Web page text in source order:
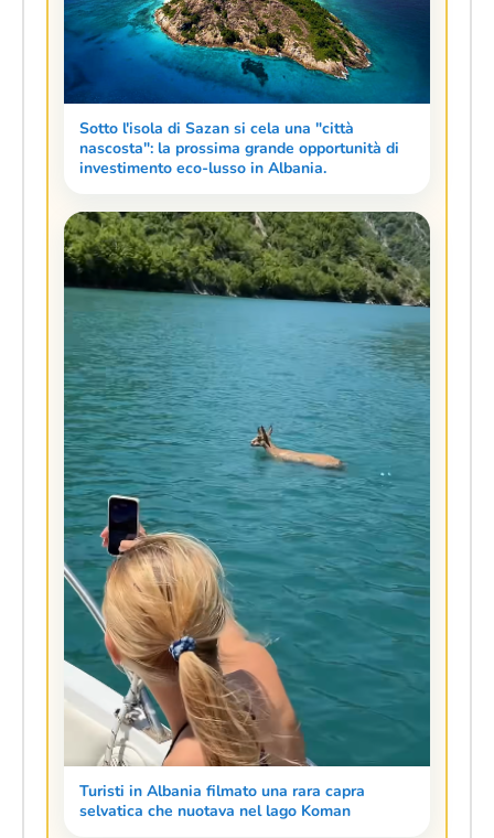
Sotto l'isola di Sazan si cela una "città
nascosta": la prossima grande opportunità di
investimento eco-lusso in Albania.
Turisti in Albania filmato una rara capra
selvatica che nuotava nel lago Koman